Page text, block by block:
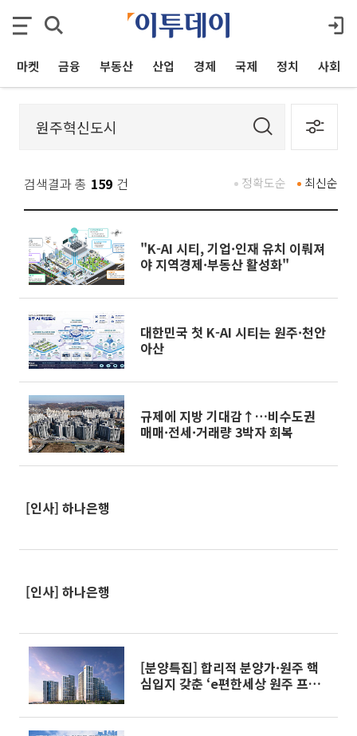
마켓 금융 부동산 산업 경제 국제 정치 사회
검색결과 총 159 건 최신순
정확도순
"K-AI 시티, 기업·인재 유치 이뤄져
야 지역경제·부동산 활성화"
대한민국 첫 K-AI 시티는 원주·천안
아산
규제에 지방 기대감↑…비수도권
매매·전세·거래량 3박자 회복
[인사] 하나은행
[인사] 하나은행
[분양특집] 합리적 분양가·원주 핵
심입지 갖춘 ‘e편한세상 원주 프리